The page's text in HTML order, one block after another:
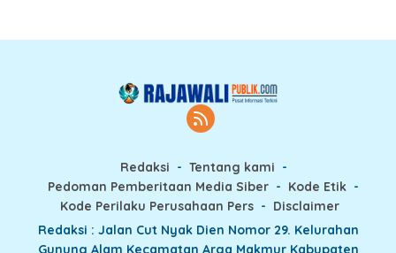
Redaksi
Tentang kami
Pedoman Pemberitaan Media Siber
Kode Etik
Kode Perilaku Perusahaan Pers
Disclaimer
Redaksi : Jalan Cut Nyak Dien Nomor 29. Kelurahan
Gunung Alam Kecamatan Arga Makmur Kabupaten